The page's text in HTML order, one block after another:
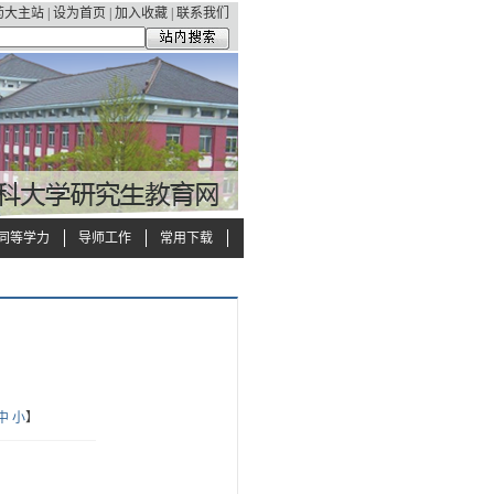
大主站 设为首页 加入收藏 联系我们
等学力 导师工作 常用下载
小】